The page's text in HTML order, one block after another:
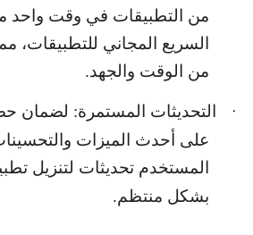
من التطبيقات في وقت واحد
السريع المجاني للتطبيقات،
من الوقت والجهد.
·
التحديثات المستمرة: لضمان
على أحدث الميزات
المستخدم تحديثات لتنزيل
بشكل منتظم.